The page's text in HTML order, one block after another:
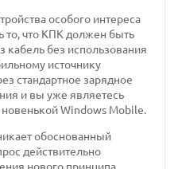
особого интереса
то, что КПК должен быть
без использования
источнику
стандартное зарядное
и вы уже являетесь
Windows Mobile.
обоснованный
действительно